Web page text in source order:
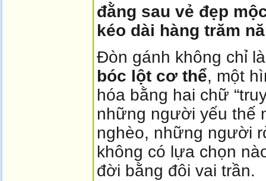
đằng sau vẻ đẹp
kéo dài hàng trăm
Đòn gánh không chỉ
bóc lột cơ thể, một
hóa bằng hai chữ
những người yếu
nghèo, những người
không có lựa chọn
đời bằng đôi vai trần.